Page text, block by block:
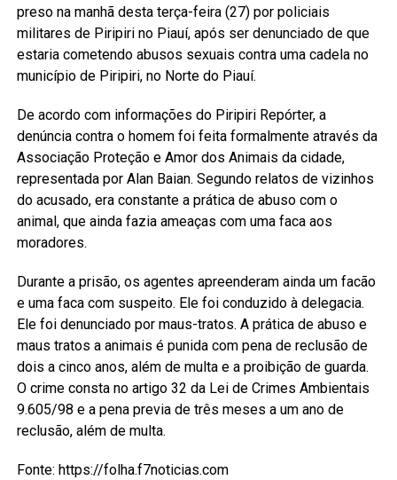
preso na manhã desta terça-feira (27) por policiais
militares de Piripiri no Piauí, após ser denunciado de que
estaria cometendo abusos sexuais contra uma cadela no
município de Piripiri, no Norte do Piauí.
De acordo com informações do Piripiri Repórter, a
denúncia contra o homem foi feita formalmente através da
Associação Proteção e Amor dos Animais da cidade,
representada por Alan Baian. Segundo relatos de vizinhos
do acusado, era constante a prática de abuso com o
animal, que ainda fazia ameaças com uma faca aos
moradores.
Durante a prisão, os agentes apreenderam ainda um facão
e uma faca com suspeito. Ele foi conduzido à delegacia.
Ele foi denunciado por maus-tratos. A prática de abuso e
maus tratos a animais é punida com pena de reclusão de
dois a cinco anos, além de multa e a proibição de guarda.
O crime consta no artigo 32 da Lei de Crimes Ambientais
9.605/98 e a pena previa de três meses a um ano de
reclusão, além de multa.
Fonte: https://folha.f7noticias.com